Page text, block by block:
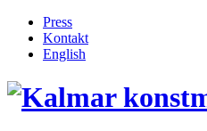
Press
Kontakt
English